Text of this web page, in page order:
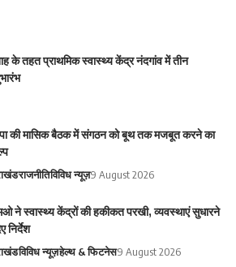
के तहत प्राथमिक स्वास्थ्य केंद्र नंदगांव में तीन
की मासिक बैठक में संगठन को बूथ तक मजबूत करने का
राजनीतिविविध न्यूज़9 August 2026
ने स्वास्थ्य केंद्रों की हकीकत परखी, व्यवस्थाएं सुधारने
निर्देश
विविध न्यूज़हेल्थ & फिटनेस9 August 2026